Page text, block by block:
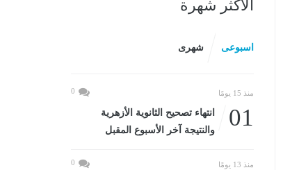
الأكثر شهرة
اسبوعى شهرى
منذ 15 يومًا 0
01
انتهاء تصحيح الثانوية الأزهرية
والنتيجة آخر الأسبوع المقبل
منذ 13 يومًا 0